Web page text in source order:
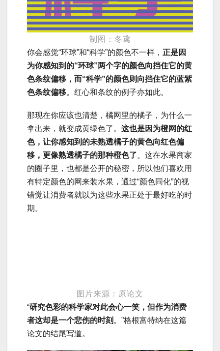
制图：冬鸢
你会感觉“环球”和“科学”的颜色不一样， 正是因
为你感知到的“环球”两个字的颜色向挡住它的黄
色条纹偏移，而“科学”的颜色则向挡住它的蓝紫
色条纹偏移。红心和条纹的例子亦如此。
那现在你应该也清楚，橘网里的橘子，为什么一
拿出来，就变成黄绿色了。 这也是因为橙网的红
色，让你感知到的未熟透橘子的黄色向红色偏
移，更像熟透橘子的那种橙色了。这在水果商家
的圈子里，也都是公开的秘密，所以他们喜欢用
有特定颜色的网来装水果，通过“颜色同化”的视
错觉让消费者就以为这些水果正处于最好吃的时
期。
图片来源：原论文
“研究色彩的科学家对此会心一笑，但作为消费
者这却是一个悲伤的时刻 。”格根富特纳在这篇
论文的结尾写道。